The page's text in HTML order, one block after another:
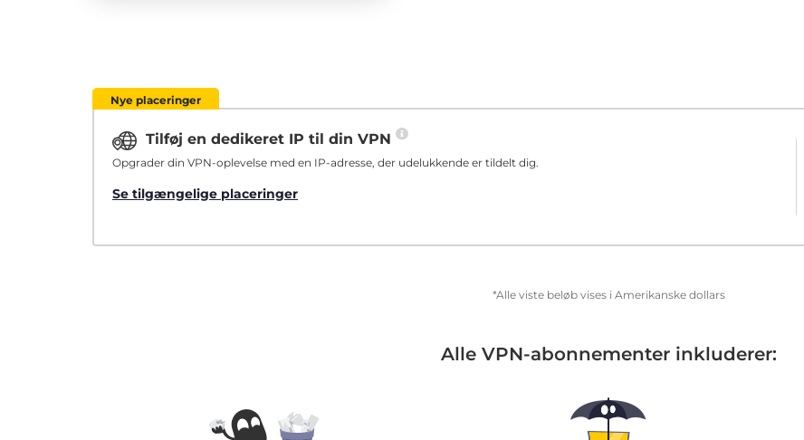
Nye placeringer
Tilføj en dedikeret IP til din VPN
Opgrader din VPN-oplevelse med en IP-adresse, der udelukkende er tildelt dig.
Se tilgængelige placeringer
*Alle viste beløb vises i Amerikanske dollars
Alle VPN-abonnementer inkluderer: